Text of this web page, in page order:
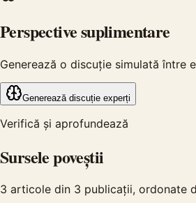
Perspective suplimentare
Generează o discuție simulată între
Generează discuție experți
Verifică și aprofundează
Sursele poveștii
3 articole din 3 publicații, ordonate